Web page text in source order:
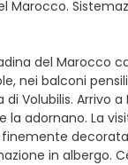
Marocco.
del Marocco
nei balconi
Volubilis. Arrivo
adornano. La
in albergo.